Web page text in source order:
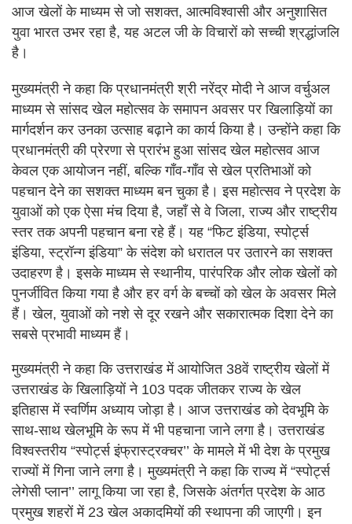
आज खेलों के माध्यम से जो सशक्त, आत्मविश्वासी और अनुशासित
युवा भारत उभर रहा है, यह अटल जी के विचारों को सच्ची श्रद्धांजलि
है।
मुख्यमंत्री ने कहा कि प्रधानमंत्री श्री नरेंद्र मोदी ने आज वर्चुअल
माध्यम से सांसद खेल महोत्सव के समापन अवसर पर खिलाड़ियों का
मार्गदर्शन कर उनका उत्साह बढ़ाने का कार्य किया है। उन्होंने कहा कि
प्रधानमंत्री की प्रेरणा से प्रारंभ हुआ सांसद खेल महोत्सव आज
केवल एक आयोजन नहीं, बल्कि गाँव-गाँव से खेल प्रतिभाओं को
पहचान देने का सशक्त माध्यम बन चुका है। इस महोत्सव ने प्रदेश के
युवाओं को एक ऐसा मंच दिया है, जहाँ से वे जिला, राज्य और राष्ट्रीय
स्तर तक अपनी पहचान बना रहे हैं। यह “फिट इंडिया, स्पोर्ट्स
इंडिया, स्ट्रॉन्ग इंडिया” के संदेश को धरातल पर उतारने का सशक्त
उदाहरण है। इसके माध्यम से स्थानीय, पारंपरिक और लोक खेलों को
पुनर्जीवित किया गया है और हर वर्ग के बच्चों को खेल के अवसर मिले
हैं। खेल, युवाओं को नशे से दूर रखने और सकारात्मक दिशा देने का
सबसे प्रभावी माध्यम हैं।
मुख्यमंत्री ने कहा कि उत्तराखंड में आयोजित 38वें राष्ट्रीय खेलों में
उत्तराखंड के खिलाड़ियों ने 103 पदक जीतकर राज्य के खेल
इतिहास में स्वर्णिम अध्याय जोड़ा है। आज उत्तराखंड को देवभूमि के
साथ-साथ खेलभूमि के रूप में भी पहचाना जाने लगा है। उत्तराखंड
विश्वस्तरीय “स्पोर्ट्स इंफ्रास्ट्रक्चर’’ के मामले में भी देश के प्रमुख
राज्यों में गिना जाने लगा है। मुख्यमंत्री ने कहा कि राज्य में “स्पोर्ट्स
लेगेसी प्लान’’ लागू किया जा रहा है, जिसके अंतर्गत प्रदेश के आठ
प्रमुख शहरों में 23 खेल अकादमियों की स्थापना की जाएगी। इन